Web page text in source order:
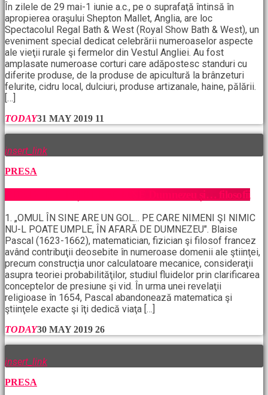
În zilele de 29 mai-1 iunie a.c., pe o suprafaţă întinsă în
apropierea oraşului Shepton Mallet, Anglia, are loc
Spectacolul Regal Bath & West (Royal Show Bath & West), un
eveniment special dedicat celebrării numeroaselor aspecte
ale vieţii rurale şi fermelor din Vestul Angliei. Au fost
amplasate numeroase corturi care adăpostesc standuri cu
diferite produse, de la produse de apicultură la brânzeturi
felurite, cidru local, dulciuri, produse artizanale, haine, pălării.
[…]
TODAY31 MAY 2019 11
insert_link
PRESA
PICURI DE ÎNȚELEPCIUNE Dumnezeu și… filosofii
1. „OMUL ÎN SINE ARE UN GOL... PE CARE NIMENI ŞI NIMIC
NU-L POATE UMPLE, ÎN AFARĂ DE DUMNEZEU". Blaise
Pascal (1623-1662), matematician, fizician şi filosof francez
având contribuţii deosebite în numeroase domenii ale ştiinţei,
precum construcţia unor calculatoare mecanice, consideraţii
asupra teoriei probabilităţilor, studiul fluidelor prin clarificarea
conceptelor de presiune şi vid. În urma unei revelaţii
religioase în 1654, Pascal abandonează matematica şi
ştiinţele exacte şi îţi dedică viaţa […]
TODAY30 MAY 2019 26
insert_link
PRESA